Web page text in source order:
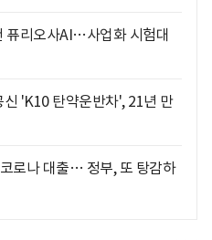
퓨리오사AI…사업화 시험대
'K10 탄약운반차', 21년 만
로나 대출… 정부, 또 탕감하